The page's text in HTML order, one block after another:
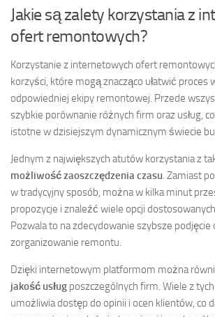
Jakie są zalety korzystania z
ofert remontowych?
Korzystanie z internetowych ofert
korzyści, które mogą znacząco ułatwić proces
odpowiedniej ekipy remontowej. Przede
szybkie porównanie różnych firm oraz usług,
istotne w dzisiejszym dynamicznym świecie
Jednym z największych atutów korzystania z
możliwość zaoszczędzenia czasu. Zamiast
w tradycyjny sposób, można w kilka minut
propozycje i znaleźć wiele opcji
Pozwala to na zdecydowanie szybsze podjęcie
zorganizowanie remontu.
Dzięki internetowym platformom można
jakość usług poszczególnych firm. Wiele z
umożliwia dostęp do opinii i ocen klientów, co